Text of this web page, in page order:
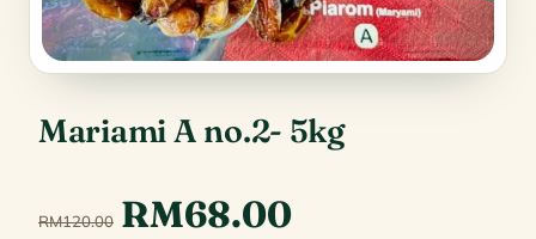
Mariami A no.2- 5kg
RM120.00 Original
RM68.00Current